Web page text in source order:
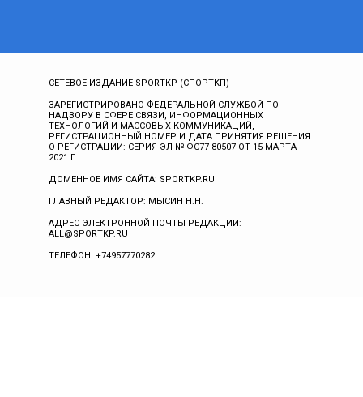
СЕТЕВОЕ ИЗДАНИЕ SPORTKP (СПОРТКП)
ЗАРЕГИСТРИРОВАНО ФЕДЕРАЛЬНОЙ СЛУЖБОЙ ПО
НАДЗОРУ В СФЕРЕ СВЯЗИ, ИНФОРМАЦИОННЫХ
ТЕХНОЛОГИЙ И МАССОВЫХ КОММУНИКАЦИЙ,
РЕГИСТРАЦИОННЫЙ НОМЕР И ДАТА ПРИНЯТИЯ РЕШЕНИЯ
О РЕГИСТРАЦИИ: СЕРИЯ ЭЛ № ФС77-80507 ОТ 15 МАРТА
2021 Г.
ДОМЕННОЕ ИМЯ САЙТА: SPORTKP.RU
ГЛАВНЫЙ РЕДАКТОР: МЫСИН Н.Н.
АДРЕС ЭЛЕКТРОННОЙ ПОЧТЫ РЕДАКЦИИ:
ALL@SPORTKP.RU
ТЕЛЕФОН: +74957770282